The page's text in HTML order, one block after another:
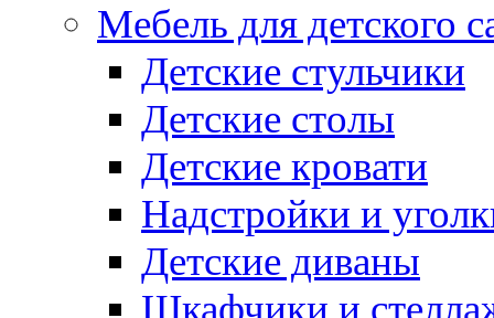
Мебель для детского
Детские стульчики
Детские столы
Детские кровати
Надстройки и
Детские диваны
Шкафчики и